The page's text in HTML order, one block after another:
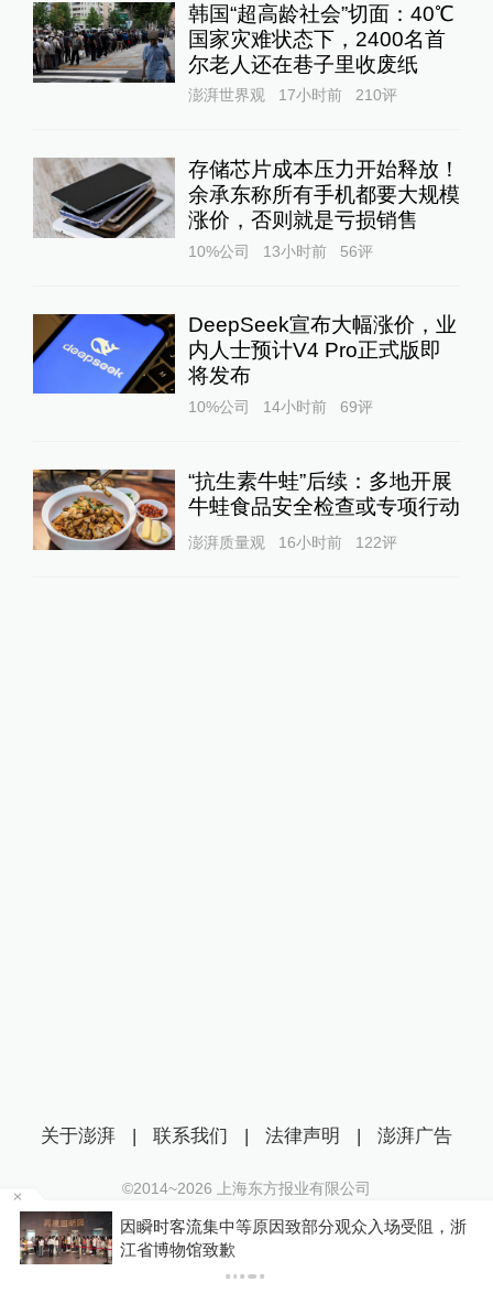
韩国“超高龄社会”切面：40℃
国家灾难状态下，2400名首
尔老人还在巷子里收废纸
澎湃世界观 17小时前 210评
存储芯片成本压力开始释放！
余承东称所有手机都要大规模
涨价，否则就是亏损销售
10%公司 13小时前 56评
DeepSeek宣布大幅涨价，业
内人士预计V4 Pro正式版即
将发布
10%公司 14小时前 69评
“抗生素牛蛙”后续：多地开展
牛蛙食品安全检查或专项行动
澎湃质量观 16小时前 122评
因瞬时客流集中等原因致部分观众入场受阻，浙
江省博物馆致歉
关于澎湃 | 联系我们 | 法律声明 | 澎湃广告
©2014~2026 上海东方报业有限公司
沪ICP证：沪B2-20170116 | 沪ICP备14003370号
互联网新闻信息服务许可证：31120170006
沪公网安备 31010602000299号